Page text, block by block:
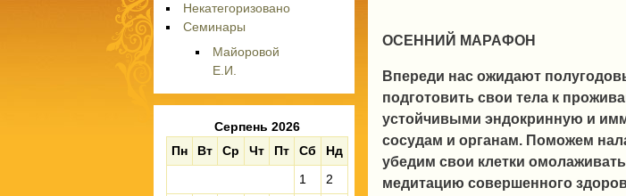
ОСЕННИЙ МАРАФОН
Впереди нас ожидают
подготовить свои тела к
устойчивыми эндокринную и
сосудам и органам. Поможем
убедим свои клетки
медитацию совершенного
Некатегоризовано
Семинары
Майоровой
Е.И.
Серпень 2026
Пн
Вт Ср Чт Пт Сб
Нд
1
2